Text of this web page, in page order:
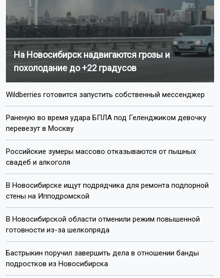
На Новосибирск надвигаются грозы и
похолодание до +22 градусов
Wildberries готовится запустить собственный мессенджер
Раненую во время удара БПЛА под Геленджиком девочку
перевезут в Москву
Российские зумеры массово отказываются от пышных
свадеб и алкоголя
В Новосибирске ищут подрядчика для ремонта подпорной
стены на Ипподромской
В Новосибирской области отменили режим повышенной
готовности из-за шелкопряда
Бастрыкин поручил завершить дела в отношении банды
подростков из Новосибирска